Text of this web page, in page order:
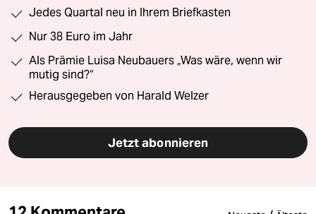
Jedes Quartal neu in Ihrem Briefkasten
Nur 38 Euro im Jahr
Als Prämie Luisa Neubauers „Was wäre, wenn wir
mutig sind?“
Herausgegeben von Harald Welzer
Jetzt abonnieren